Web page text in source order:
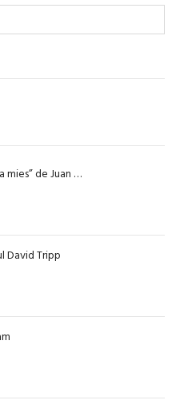
mies” de Juan …
David Tripp